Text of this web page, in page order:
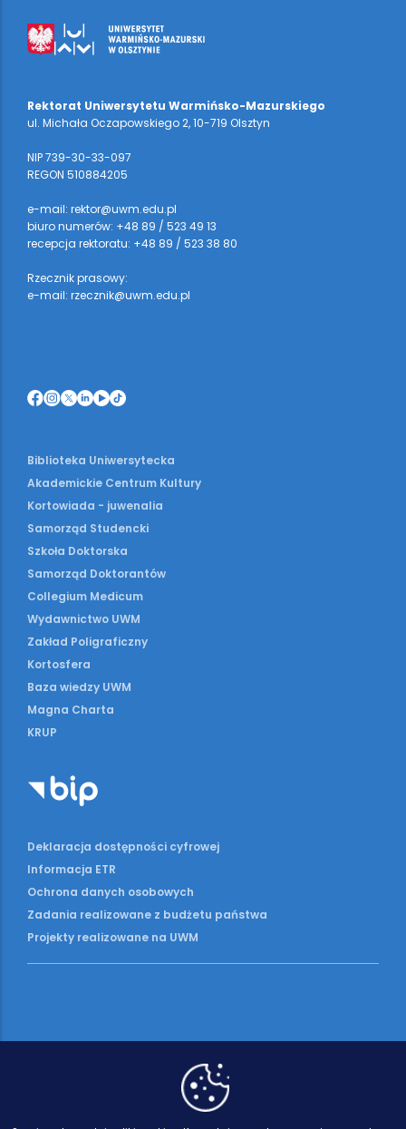
Rektorat Uniwersytetu Warmińsko-Mazurskiego
ul. Michała Oczapowskiego 2, 10-719 Olsztyn
NIP 739-30-33-097
REGON 510884205
e-mail: rektor@uwm.edu.pl
biuro numerów: +48 89 / 523 49 13
recepcja rektoratu: +48 89 / 523 38 80
Rzecznik prasowy:
e-mail: rzecznik@uwm.edu.pl
Biblioteka Uniwersytecka
Akademickie Centrum Kultury
Kortowiada - juwenalia
Samorząd Studencki
Szkoła Doktorska
Samorząd Doktorantów
Collegium Medicum
Wydawnictwo UWM
Zakład Poligraficzny
Kortosfera
Baza wiedzy UWM
Magna Charta
KRUP
Deklaracja dostępności cyfrowej
Informacja ETR
Ochrona danych osobowych
Zadania realizowane z budżetu państwa
Projekty realizowane na UWM